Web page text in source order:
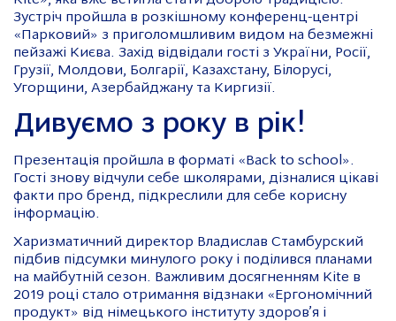
Зустріч пройшла в розкішному конференц-центрі
«Парковий» з приголомшливим видом на безмежні
пейзажі Києва. Захід відвідали гості з України, Росії,
Грузії, Молдови, Болгарії, Казахстану, Білорусі,
Угорщини, Азербайджану та Киргизії.
Дивуємо з року в рік!
Презентація пройшла в форматі «Back to school».
Гості знову відчули себе школярами, дізналися цікаві
факти про бренд, підкреслили для себе корисну
інформацію.
Харизматичний директор Владислав Стамбурский
підбив підсумки минулого року і поділився планами
на майбутній сезон. Важливим досягненням Kite в
2019 році стало отримання відзнаки «Ергономічний
продукт» від німецького інституту здоров’я і